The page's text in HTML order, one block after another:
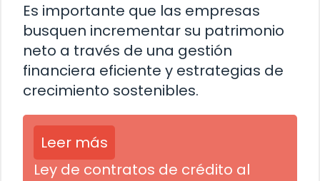
Es importante que las empresas
busquen incrementar su patrimonio
neto a través de una gestión
financiera eficiente y estrategias de
crecimiento sostenibles.
Leer más
Ley de contratos de crédito al